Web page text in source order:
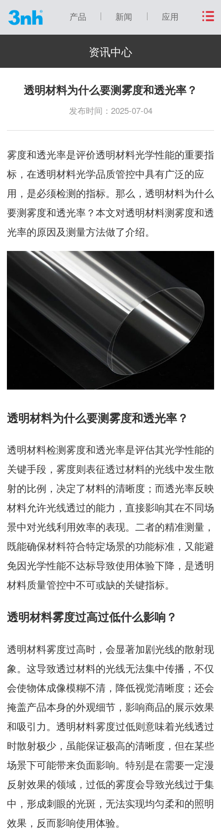
产品 新闻 应用
资讯中心
透明材料为什么要测雾度和透光率？
发布时间：2025-07-04
雾度和透光率是评价透明材料光学性能的重要指
标，在透明材料光学品质管控中具有广泛的应
用，是必须检测的指标。那么，透明材料为什么
要测雾度和透光率？本文对透明材料测雾度和透
光率的原因及测量方法做了介绍。
透明材料为什么要测雾度和透光率？
透明材料检测雾度和透光率是评估其光学性能的
关键手段，雾度则表征透过材料的光线中发生散
射的比例，决定了材料的清晰度；而透光率反映
材料允许光线透过的能力，直接影响其在不同场
景中对光线利用效率的表现。二者的精准测量，
既能确保材料符合特定场景的功能标准，又能避
免因光学性能不达标导致使用体验下降，是透明
材料质量管控中不可或缺的关键指标。
透明材料雾度过高过低什么影响？
透明材料雾度过高时，会显著加剧光线的散射现
象。这导致透过材料的光线无法集中传播，不仅
会使物体成像模糊不清，降低视觉清晰度；还会
掩盖产品本身的外观细节，影响商品的展示效果
和吸引力。透明材料雾度过低则意味着光线透过
时散射极少，虽能保证极高的清晰度，但在某些
场景下可能带来负面影响。特别是在需要一定漫
反射效果的领域，过低的雾度会导致光线过于集
中，形成刺眼的光斑，无法实现均匀柔和的照明
效果，反而影响使用体验。